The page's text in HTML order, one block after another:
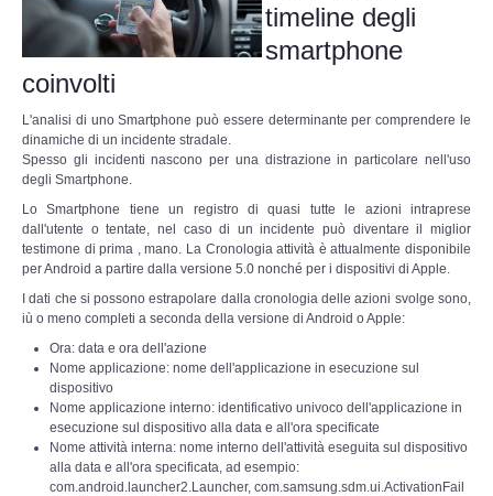
timeline degli
smartphone
coinvolti
L'analisi di uno Smartphone può essere determinante per comprendere le
dinamiche di un incidente stradale.
Spesso gli incidenti nascono per una distrazione in particolare nell'uso
degli Smartphone.
Lo Smartphone tiene un registro di quasi tutte le azioni intraprese
dall'utente o tentate, nel caso di un incidente può diventare il miglior
testimone di prima , mano. La Cronologia attività è attualmente disponibile
per Android a partire dalla versione 5.0 nonché per i dispositivi di Apple.
I dati che si possono estrapolare dalla cronologia delle azioni svolge sono,
iù o meno completi a seconda della versione di Android o Apple:
Ora: data e ora dell'azione
Nome applicazione: nome dell'applicazione in esecuzione sul
dispositivo
Nome applicazione interno: identificativo univoco dell'applicazione in
esecuzione sul dispositivo alla data e all'ora specificate
Nome attività interna: nome interno dell'attività eseguita sul dispositivo
alla data e all'ora specificata, ad esempio:
com.android.launcher2.Launcher, com.samsung.sdm.ui.ActivationFail